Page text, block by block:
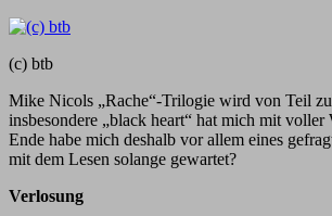
(c) btb
Mike Nicols „Rache“-Trilogie wird von Teil
insbesondere „black heart“ hat mich mit
Ende habe mich deshalb vor allem eines
mit dem Lesen solange gewartet?
Verlosung